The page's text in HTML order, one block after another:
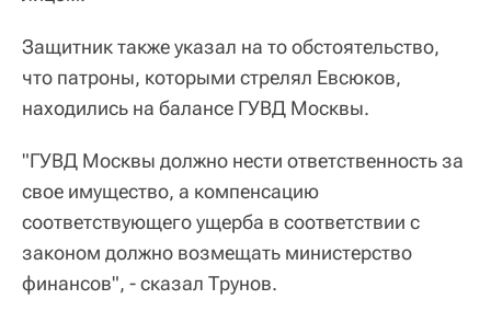
Защитник также указал на то обстоятельство,
что патроны, которыми стрелял Евсюков,
находились на балансе ГУВД Москвы.
"ГУВД Москвы должно нести ответственность за
свое имущество, а компенсацию
соответствующего ущерба в соответствии с
законом должно возмещать министерство
финансов", - сказал Трунов.